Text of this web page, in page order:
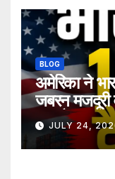
BLOG
अमेरिका ने
जबरन मजदूरी
बड़ा फैसला
JULY 24,